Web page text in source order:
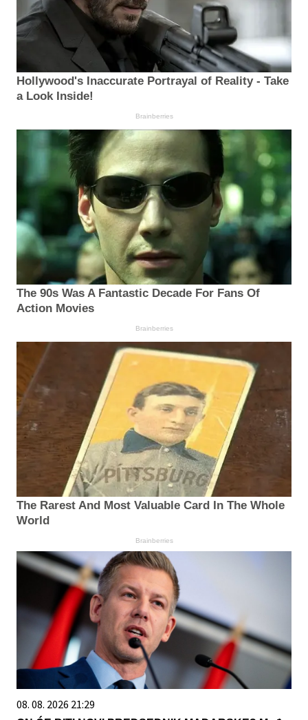
Hollywood's Inaccurate Portrayal of Reality - Take
a Look Inside!
Brainberries
The 90s Was A Fantastic Decade For Fans Of
Action Movies
Brainberries
The Rarest And Most Valuable Card In The Whole
World
Brainberries
08. 08. 2026 21:29